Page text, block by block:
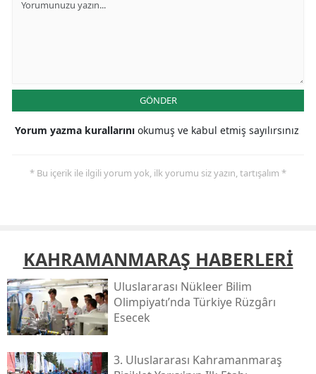
GÖNDER
Yorum yazma kurallarını okumuş ve kabul etmiş sayılırsınız
* Bu içerik ile ilgili yorum yok, ilk yorumu siz yazın, tartışalım *
KAHRAMANMARAŞ HABERLERİ
Uluslararası Nükleer Bilim
Olimpiyatı’nda Türkiye Rüzgârı
Esecek
3. Uluslararası Kahramanmaraş